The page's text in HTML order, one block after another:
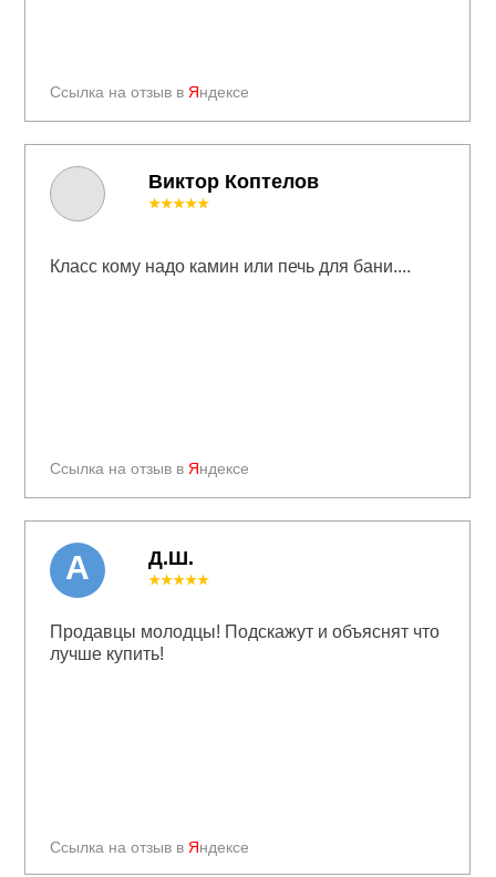
Ссылка на отзыв в Яндексе
Ссылка на отзыв в Яндексе
★★★★★
Класс кому надо камин или печь для бани....
Д.Ш.
Ссылка на отзыв в Яндексе
★★★★★
Продавцы молодцы! Подскажут и объяснят что
лучше купить!
А
Виктор Коптелов